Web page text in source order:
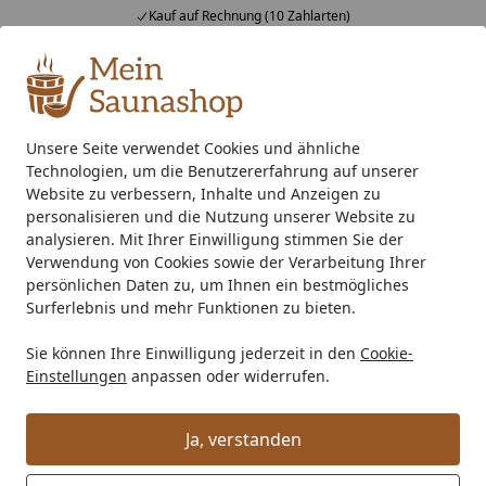
Unsere Seite verwendet Cookies und ähnliche
Technologien, um die Benutzererfahrung auf unserer
Website zu verbessern, Inhalte und Anzeigen zu
personalisieren und die Nutzung unserer Website zu
analysieren. Mit Ihrer Einwilligung stimmen Sie der
Verwendung von Cookies sowie der Verarbeitung Ihrer
persönlichen Daten zu, um Ihnen ein bestmögliches
Surferlebnis und mehr Funktionen zu bieten.
Sie können Ihre Einwilligung jederzeit in den Cookie-
Einstellungen anpassen oder widerrufen.
Ja, verstanden
Kauf auf Rechnung (10 Zahlarten)
Alle Produkte
Mein Konto
Suchen
Startseite
Saunaofen 400 V Starkstrom Saunaofen Standard
Weka Saunaofen-Set 10 inkl. 5,4 kW
Kompakt-Ofen, Saunasteine,
integrierte Steuerung